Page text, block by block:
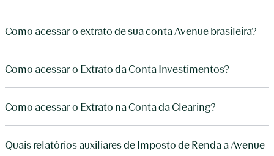
Como acessar o extrato de sua conta Avenue brasileira?
Como acessar o Extrato da Conta Investimentos?
Como acessar o Extrato na Conta da Clearing?
Quais relatórios auxiliares de Imposto de Renda a Avenue